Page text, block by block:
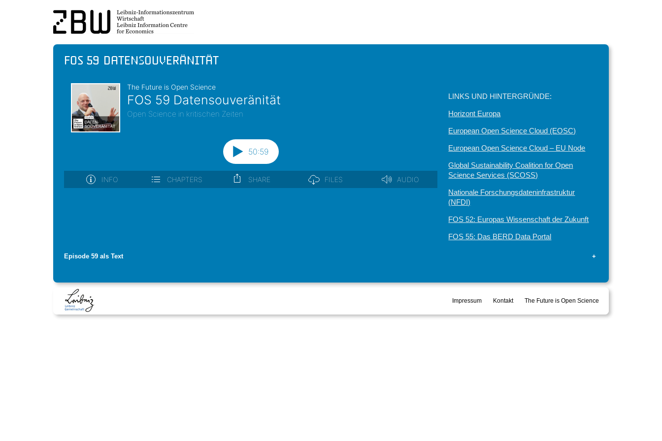
FOS 59 Datensouveränität
LINKS UND HINTERGRÜNDE:
Horizont Europa
European Open Science Cloud (EOSC)
European Open Science Cloud – EU Node
Global Sustainability Coalition for Open
Science Services (SCOSS)
Nationale Forschungsdateninfrastruktur
(NFDI)
FOS 52: Europas Wissenschaft der Zukunft
FOS 55: Das BERD Data Portal
Episode 59 als Text +
Impressum Kontakt The Future is Open Science